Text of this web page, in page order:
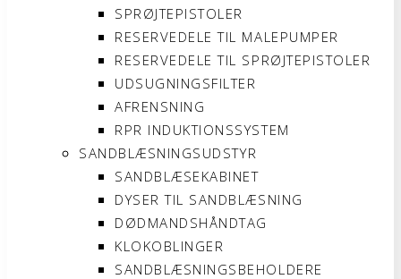
SPRØJTEPISTOLER
RESERVEDELE TIL MALEPUMPER
RESERVEDELE TIL SPRØJTEPISTOLER
UDSUGNINGSFILTER
AFRENSNING
RPR INDUKTIONSSYSTEM
SANDBLÆSNINGSUDSTYR
SANDBLÆSEKABINET
DYSER TIL SANDBLÆSNING
DØDMANDSHÅNDTAG
KLOKOBLINGER
SANDBLÆSNINGSBEHOLDERE